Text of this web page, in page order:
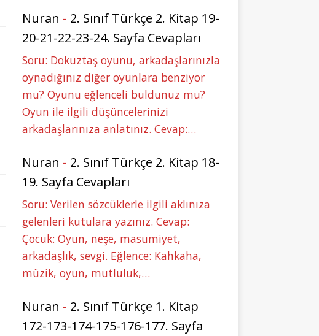
Nuran - 2. Sınıf Türkçe 2. Kitap 19-
20-21-22-23-24. Sayfa Cevapları
Soru: Dokuztaş oyunu, arkadaşlarınızla
oynadığınız diğer oyunlara benziyor
mu? Oyunu eğlenceli buldunuz mu?
Oyun ile ilgili düşüncelerinizi
arkadaşlarınıza anlatınız. Cevap:…
Nuran - 2. Sınıf Türkçe 2. Kitap 18-
19. Sayfa Cevapları
Soru: Verilen sözcüklerle ilgili aklınıza
gelenleri kutulara yazınız. Cevap:
Çocuk: Oyun, neşe, masumiyet,
arkadaşlık, sevgi. Eğlence: Kahkaha,
müzik, oyun, mutluluk,…
Nuran - 2. Sınıf Türkçe 1. Kitap
172-173-174-175-176-177. Sayfa